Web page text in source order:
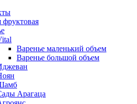
фруктовая
Варенье маленький объем
Варенье большой объем
Арагаца